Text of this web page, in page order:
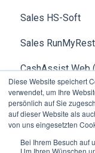
Diese Website speichert
verwendet, um Ihre
persönlich auf Sie
auf dieser Website als
von uns eingesetzten
Bei Ihrem Besuch auf
Um Ihren Wünschen
Sales HS-Soft
Sales
CashAssist Web